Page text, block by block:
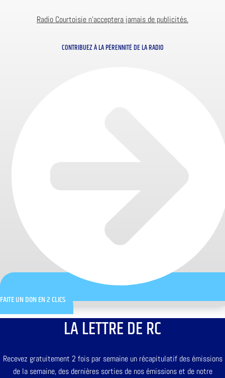
Radio Courtoisie n’acceptera jamais de publicités.
CONTRIBUEZ À LA PÉRENNITÉ DE LA RADIO
FAITE UN DON EN 2 CLICS
LA LETTRE DE RC
Recevez gratuitement 2 fois par semaine un récapitulatif des émissions
de la semaine, des dernières sorties de nos émissions et de notre